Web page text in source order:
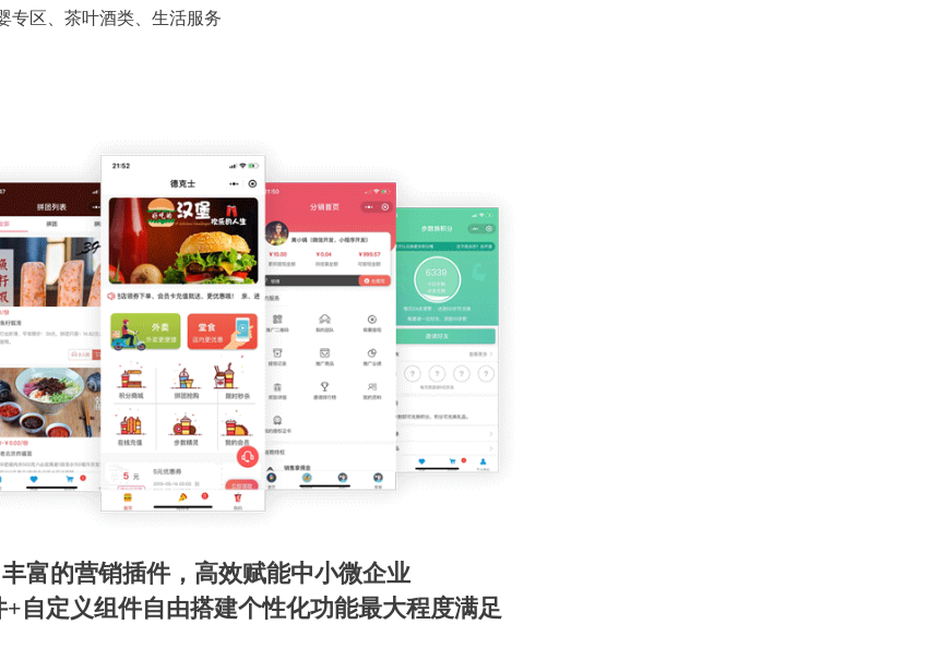
专区、茶叶酒类、生活服务
丰富的营销插件，高效赋能中小微企业
+自定义组件自由搭建个性化功能最大程度满足